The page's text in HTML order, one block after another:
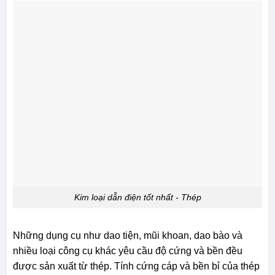
Kim loại dẫn điện tốt nhất - Thép
Những dụng cụ như dao tiện, mũi khoan, dao bào và
nhiều loại công cụ khác yêu cầu độ cứng và bền đều
được sản xuất từ thép. Tính cứng cáp và bền bỉ của thép